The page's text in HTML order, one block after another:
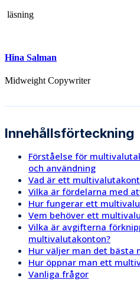
läsning
Hina Salman
Midweight Copywriter
Innehållsförteckning
Förståelse för
och användning
Vad är ett
Vilka är fördelarna med
Hur fungerar ett
Vem behöver ett
Vilka är avgifterna
multivalutakonton?
Hur väljer man det bästa
Hur öppnar man ett
Vanliga frågor